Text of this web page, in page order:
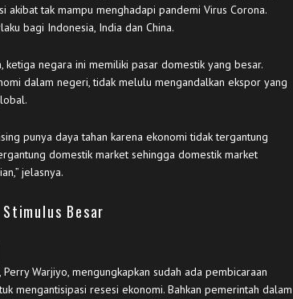
akibat tak mampu menghadapi pandemi Virus Corona.
bagi Indonesia, India dan China.
ketiga negara ini memiliki pasar domestik yang besar.
dalam negeri, tidak melulu mengandalkan ekspor yang
punya daya tahan karena ekonomi tidak tergantung
domestik market sehingga domestik market
jelasnya.
Besar
Warjiyo, mengungkapkan sudah ada pembicaraan
mengantisipasi resesi ekonomi. Bahkan pemerintah dalam